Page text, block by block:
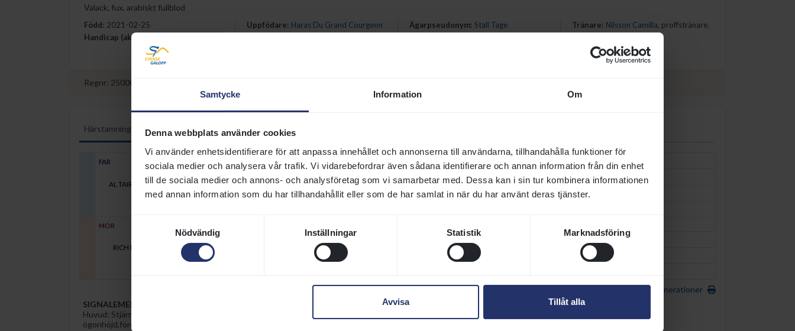
Samtycke Information Om
Denna webbplats använder cookies
Vi använder enhetsidentifierare för att anpassa innehållet och annonserna till användarna, tillhandahålla funktioner för
sociala medier och analysera vår trafik. Vi vidarebefordrar även sådana identifierare och annan information från din enhet
till de sociala medier och annons- och analysföretag som vi samarbetar med. Dessa kan i sin tur kombinera informationen
med annan information som du har tillhandahållit eller som de har samlat in när du har använt deras tjänster.
Nödvändig
Inställningar Statistik Marknadsföring
Avvisa Tillåt alla
Valack, fux, arabiskt fullblod
Född: 2021-02-25
Handicap (aktuellt/max)
Uppfödare: Haras Du Grand Courgeon
Ägarpseudonym: Stall Tage
Tränare: Nilsson Camilla, proffstränare,
MARKARYD
Regnr: 25000121311810N
Härstamning Tävlingsresultat Lopplista Historik
FAR
AL TAIR (GB) 2007
MOR
RICH FLYING (USA) 2009
AMER (KSA)1984
ALTESSE D'AROCO (FR)1992
TH RICHIE (USA)
FRAYNCE (FR)
BUSHRA (KSA)
1975
MANGANATE (FR)
1990
DORMANE (FR)1984
Utskrivbar sida med 5 generationer
SIGNALEMENT
Huvud: Stjärn innehållande virvel på mittlinjen i över
ögonhöjd,förenad i strimma som avslutas som